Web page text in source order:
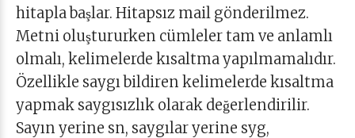
hitapla başlar. Hitapsız mail gönderilmez.
Metni oluştururken cümleler tam ve anlamlı
olmalı, kelimelerde kısaltma yapılmamalıdır.
Özellikle saygı bildiren kelimelerde kısaltma
yapmak saygısızlık olarak değerlendirilir.
Sayın yerine sn, saygılar yerine syg,